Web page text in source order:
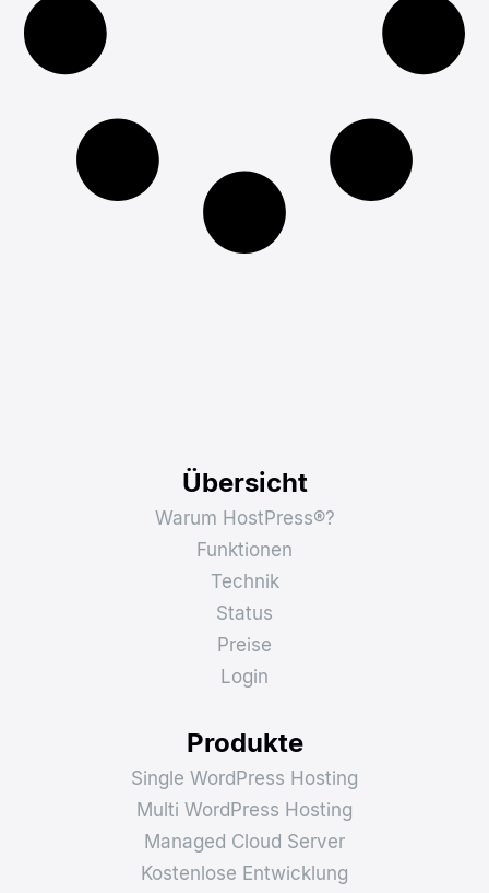
Übersicht
Warum HostPress®?
Funktionen
Technik
Status
Preise
Login
Produkte
Single WordPress Hosting
Multi WordPress Hosting
Managed Cloud Server
Kostenlose Entwicklung